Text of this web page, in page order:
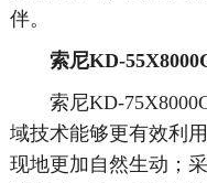
伴。
索尼KD-
索尼KD-75X8000G
域技术能够更有效利
现地更加自然生动；